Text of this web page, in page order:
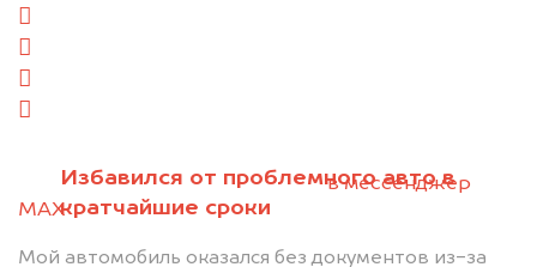
Избавился от проблемного авто в
кратчайшие сроки
Мой автомобиль оказался без документов из-за
+79584983298 по WhatsApp*,в мессенджер
MAXили на электронную почту